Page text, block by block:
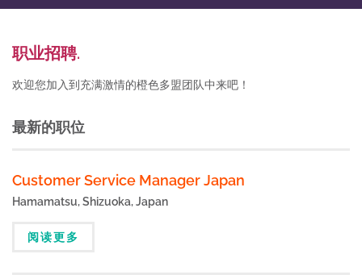
职业招聘.
欢迎您加入到充满激情的橙色多盟团队中来吧！
最新的职位
Customer Service Manager Japan
Hamamatsu, Shizuoka, Japan
阅读更多